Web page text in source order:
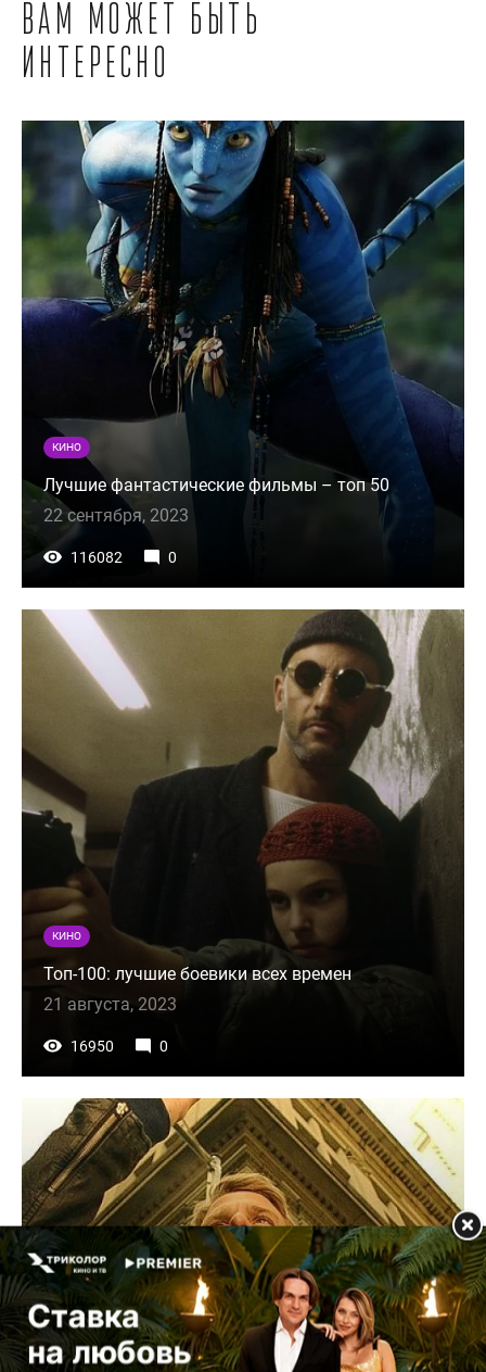
Вам может быть
интересно
КИНО
Лучшие фантастические фильмы – топ 50
22 сентября, 2023
116082 0
КИНО
Топ-100: лучшие боевики всех времен
21 августа, 2023
16950 0